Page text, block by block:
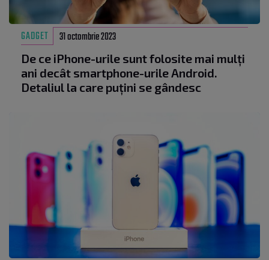
GADGET 31 octombrie 2023
De ce iPhone-urile sunt folosite mai mulți
ani decât smartphone-urile Android.
Detaliul la care puțini se gândesc